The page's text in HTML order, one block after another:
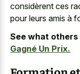
considèrent ces
pour leurs amis à
See what others
Gagné Un Prix.